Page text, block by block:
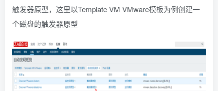
触发器原型，这里以Template VM VMware模板为例创建一
个磁盘的触发器原型